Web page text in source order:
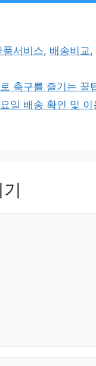
품서비스, 배송비교 ,
축구를 즐기는 꿀
일 배송 확인 및 이